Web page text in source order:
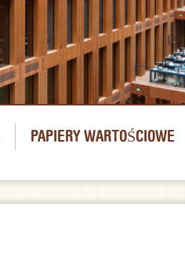
PAPIERY WARTOŚCIOWE